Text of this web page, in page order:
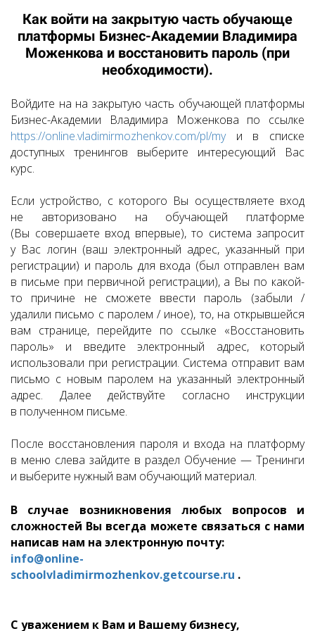
Как войти на закрытую часть обучающе
платформы Бизнес-Академии Владимира
Моженкова и восстановить пароль (при
необходимости).
Войдите на на закрытую часть обучающей платформы
Бизнес-Академии Владимира Моженкова по ссылке
https://online.vladimirmozhenkov.com/pl/myи в списке
доступных тренингов выберите интересующий Вас
курс.
Если устройство, с которого Вы осуществляете вход
не авторизовано на обучающей платформе
(Вы совершаете вход впервые), то система запросит
у Вас логин (ваш электронный адрес, указанный при
регистрации) и пароль для входа (был отправлен вам
в письме при первичной регистрации), а Вы по какой-
то причине не сможете ввести пароль (забыли /
удалили письмо с паролем / иное), то, на открывшейся
вам странице, перейдите по ссылке «Восстановить
пароль» и введите электронный адрес, который
использовали при регистрации. Система отправит вам
письмо с новым паролем на указанный электронный
адрес. Далее действуйте согласно инструкции
в полученном письме.
После восстановления пароля и входа на платформу
в меню слева зайдите в раздел Обучение — Тренинги
и выберите нужный вам обучающий материал.
В случае возникновения любых вопросов и
сложностей Вы всегда можете связаться с нами
написав нам на электронную почту:
info@online-
schoolvladimirmozhenkov.getcourse.ru .
С уважением к Вам и Вашему бизнесу,